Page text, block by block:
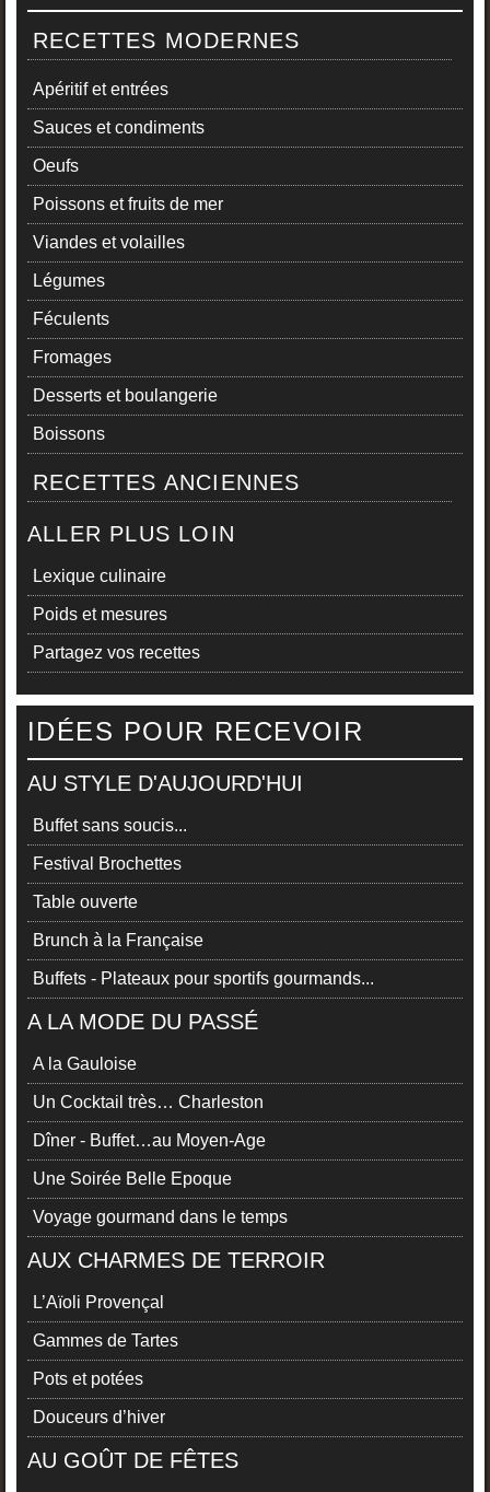
RECETTES MODERNES
Apéritif et entrées
Sauces et condiments
Oeufs
Poissons et fruits de mer
Viandes et volailles
Légumes
Féculents
Fromages
Desserts et boulangerie
Boissons
RECETTES ANCIENNES
ALLER PLUS LOIN
Lexique culinaire
Poids et mesures
Partagez vos recettes
IDÉES POUR RECEVOIR
AU STYLE D'AUJOURD'HUI
Buffet sans soucis...
Festival Brochettes
Table ouverte
Brunch à la Française
Buffets - Plateaux pour sportifs gourmands...
A LA MODE DU PASSÉ
A la Gauloise
Un Cocktail très… Charleston
Dîner - Buffet…au Moyen-Age
Une Soirée Belle Epoque
Voyage gourmand dans le temps
AUX CHARMES DE TERROIR
L’Aïoli Provençal
Gammes de Tartes
Pots et potées
Douceurs d’hiver
AU GOÛT DE FÊTES